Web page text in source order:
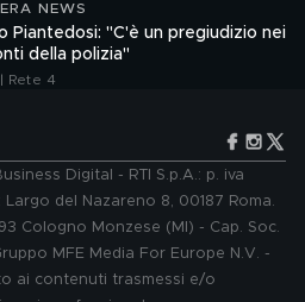
NEWS
Piantedosi: "C'è un pregiudizio nei
della polizia"
Rete 4
Digital - RTI S.p.A.: p. iva
del Nazareno 8, 00187 Roma.
Cologno Monzese (MI) - Cap. Soc.
MFE Media For Europe N.V. -
ai contenuti trasmessi e/o